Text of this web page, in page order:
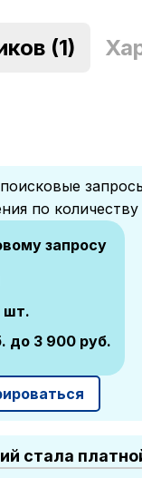
(1)
по
запросу
шт.
до 3 900 руб.
стала